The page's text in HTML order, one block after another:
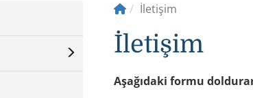
İletişim
​İletişim
Aşağıdaki formu